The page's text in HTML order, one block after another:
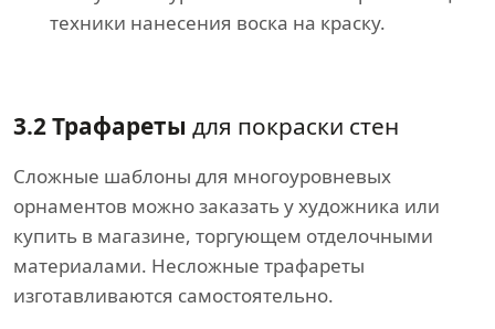
техники нанесения воска на краску.
3.2 Трафареты для покраски стен
Сложные шаблоны для многоуровневых
орнаментов можно заказать у художника или
купить в магазине, торгующем отделочными
материалами. Несложные трафареты
изготавливаются самостоятельно.